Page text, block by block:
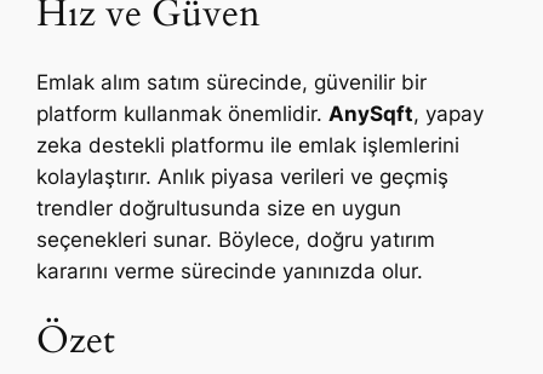
Hız ve Güven
Emlak alım satım sürecinde, güvenilir bir
platform kullanmak önemlidir.AnySqft, yapay
zeka destekli platformu ile emlak işlemlerini
kolaylaştırır. Anlık piyasa verileri ve geçmiş
trendler doğrultusunda size en uygun
seçenekleri sunar. Böylece, doğru yatırım
kararını verme sürecinde yanınızda olur.
Özet